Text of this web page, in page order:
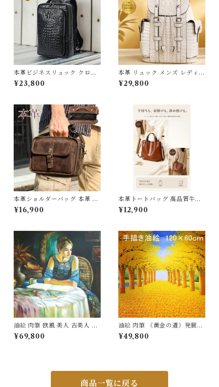
本革ビジネスリュック クロコ
メンズ 本革使用 撥水加工 ビジ
ネスリュックサック 15.6イン
_qz
¥23,800
本革 リュック メンズ レディー
ス ビジネスリュック 大容量 撥
水 15.6インチ PC対応 a4 バ
おしゃれ 大人 ギフト 牛革 ホ
ワイト アイボリー 3Qee 576
330_qz
¥29,800
本革ショルダーバッグ 本革 大
容量 メンズ 牛革 オイルレザー
アウトドア 旅行 レジャー 本革
¥16,900
本革トートバッグ 高品質牛革
ハンドバッグ ハンドメイド 本
革鞄 ショルダーバック レディ
¥12,900
油絵 肉筆 欧風 美人 古美人 ヨ
ーロッパ アートパネル 一点も
の 60×90ｃｍ 内枠付 送料無
¥69,800
油絵 肉筆 《黄金の道》発展向
上 金運財運 一点もの 120×60
ｃｍ 内枠付
¥49,800
商品一覧に戻る